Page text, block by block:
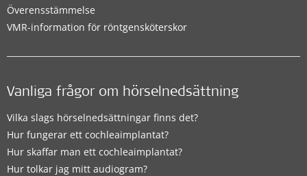
Överensstämmelse
VMR-information för röntgensköterskor
Vanliga frågor om hörselnedsättning
Vilka slags hörselnedsättningar finns det?
Hur fungerar ett cochleaimplantat?
Hur skaffar man ett cochleaimplantat?
Hur tolkar jag mitt audiogram?